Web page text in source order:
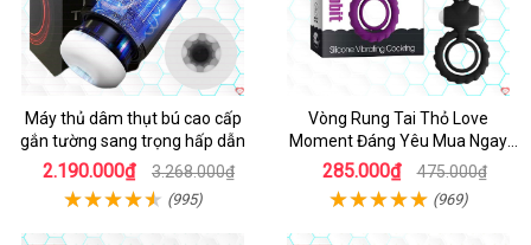
Máy thủ dâm thụt bú cao cấp
gắn tường sang trọng hấp dẫn
2.190.000₫ 3.268.000₫
(995)
Vòng Rung Tai Thỏ Love
Moment Đáng Yêu Mua Ngay
Giá Tốt
285.000₫ 475.000₫
(969)